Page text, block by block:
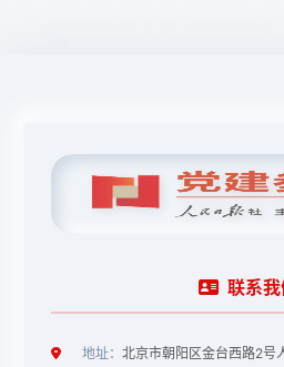
联系我
地址： 北京市朝阳区金台西路2号